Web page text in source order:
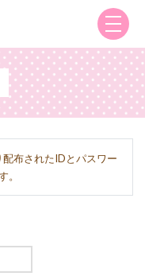
布されたIDとパスワー
。